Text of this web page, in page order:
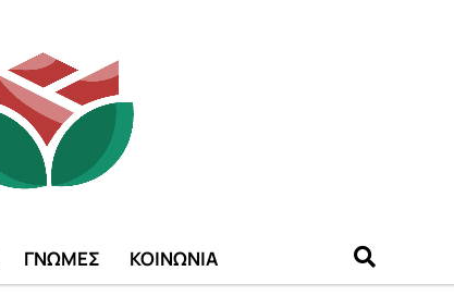
ΓΝΩΜΕΣ ΚΟΙΝΩΝΙΑ